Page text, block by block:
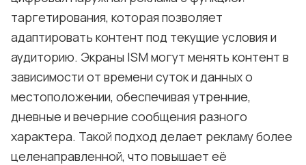
таргетирования, которая позволяет
адаптировать контент под текущие условия и
аудиторию. Экраны ISM могут менять контент в
зависимости от времени суток и данных о
местоположении, обеспечивая утренние,
дневные и вечерние сообщения разного
характера. Такой подход делает рекламу более
целенаправленной, что повышает её